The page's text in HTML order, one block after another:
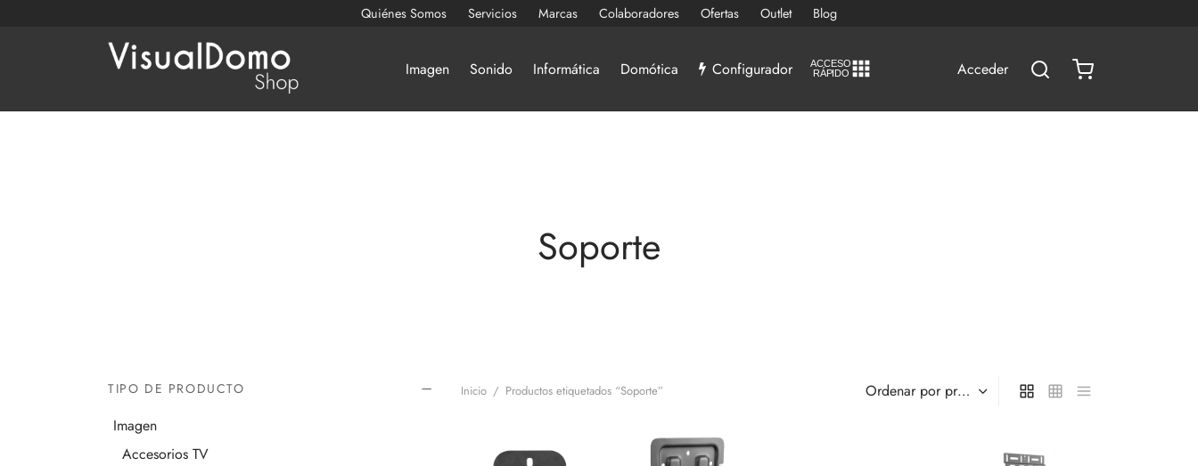
Quiénes Somos Servicios Marcas Colaboradores Ofertas Outlet Blog
Imagen Sonido Informática Domótica Configurador ACCESO
RÁPIDO Acceder
Soporte
TIPO DE PRODUCTO
Imagen
Accesorios TV
Inicio / Productos etiquetados “Soporte”